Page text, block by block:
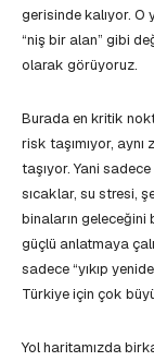
gerisinde kalıyor. O
“niş bir alan” gibi
olarak görüyoruz.
Burada en kritik
risk taşımıyor,
taşıyor. Yani
sıcaklar, su stresi,
binaların
güçlü anlatmaya
sadece “yıkıp
Türkiye için çok
Yol haritamızda